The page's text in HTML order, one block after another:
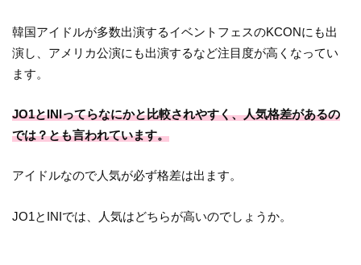
韓国アイドルが多数出演するイベントフェスのKCONにも出
演し、アメリカ公演にも出演するなど注目度が高くなってい
ます。
JO1とINIってらなにかと比較されやすく、人気格差があるの
では？とも言われています。
アイドルなので人気が必ず格差は出ます。
JO1とINIでは、人気はどちらが高いのでしょうか。